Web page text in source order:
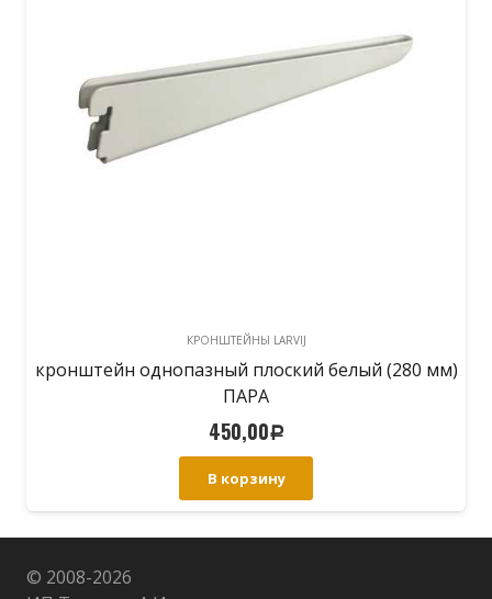
КРОНШТЕЙНЫ LARVIJ
кронштейн однопазный плоский белый (280 мм)
ПАРА
450,00Р
В корзину
© 2008-2026